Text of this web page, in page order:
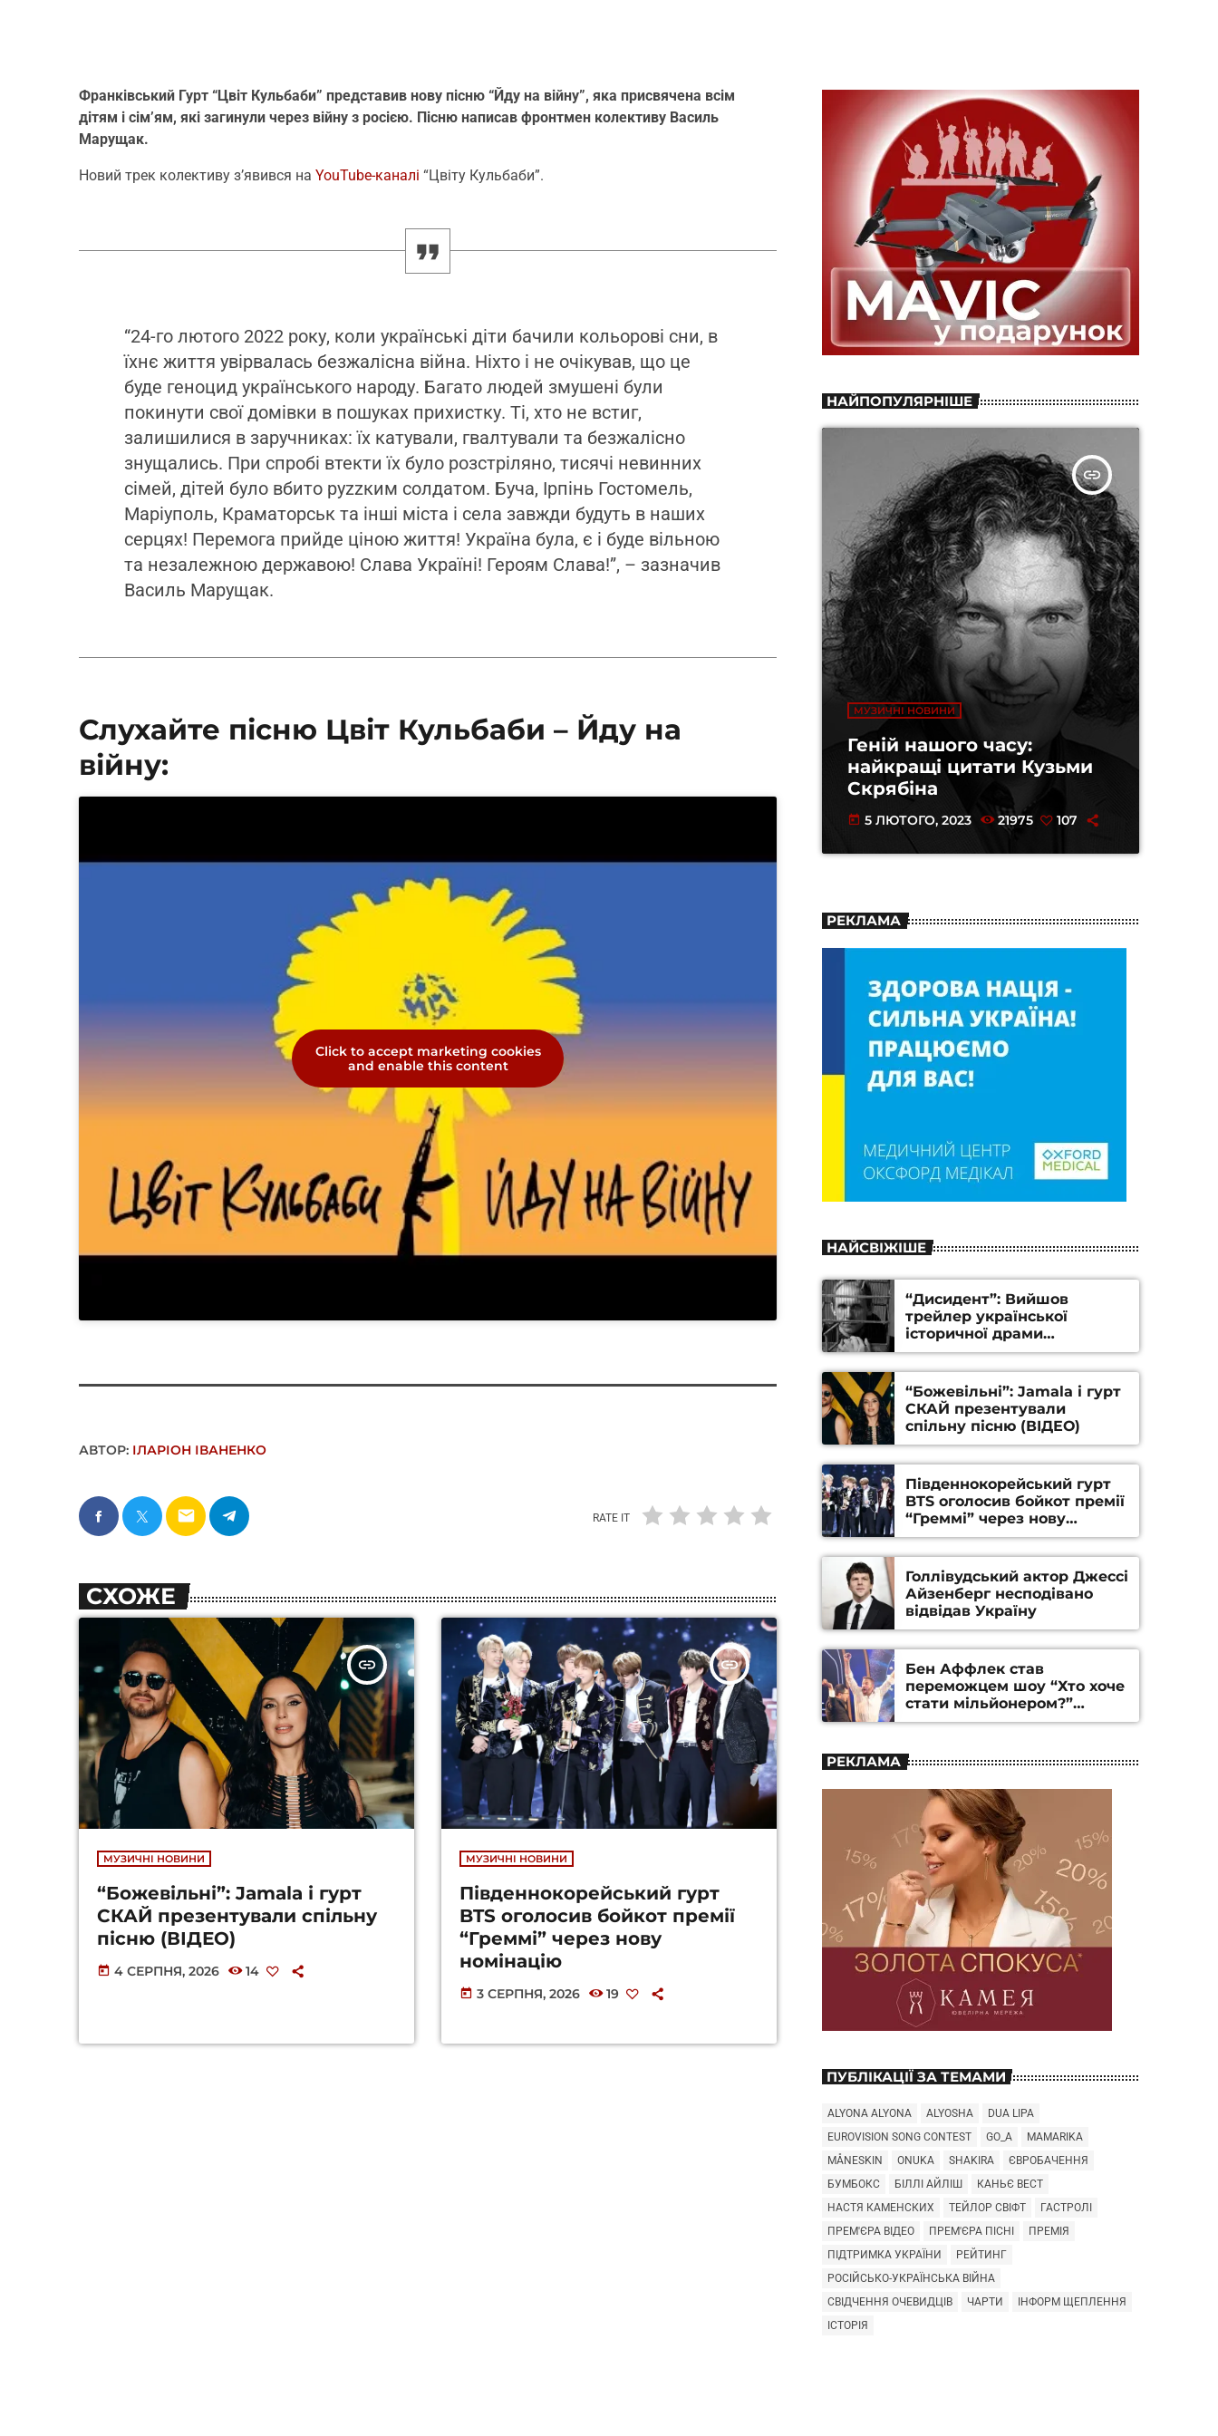
Франківський Гурт “Цвіт Кульбаби” представив нову пісню “Йду на війну”, яка присвячена всім
дітям і сім’ям, які загинули через війну з росією. Пісню написав фронтмен колективу Василь
Марущак.
Новий трек колективу з’явився на YouTube-каналі “Цвіту Кульбаби”.
“24-го лютого 2022 року, коли українські діти бачили кольорові сни, в
їхнє життя увірвалась безжалісна війна. Ніхто і не очікував, що це
буде геноцид українського народу. Багато людей змушені були
покинути свої домівки в пошуках прихистку. Ті, хто не встиг,
залишилися в заручниках: їх катували, гвалтували та безжалісно
знущались. При спробі втекти їх було розстріляно, тисячі невинних
сімей, дітей було вбито руzzким солдатом. Буча, Ірпінь Гостомель,
Маріуполь, Краматорськ та інші міста і села завжди будуть в наших
серцях! Перемога прийде ціною життя! Україна була, є і буде вільною
та незалежною державою! Слава Україні! Героям Слава!”, – зазначив
Василь Марущак.
Слухайте пісню Цвіт Кульбаби – Йду на
війну:
Click to accept marketing cookies
and enable this content
АВТОР: ІЛАРІОН ІВАНЕНКО
email RATE IT
СХОЖЕ
insert_link
МУЗИЧНІ НОВИНИ
“Божевільні”: Jamala і гурт
СКАЙ презентували спільну
пісню (ВІДЕО)
today 4 СЕРПНЯ, 2026 14
insert_link
МУЗИЧНІ НОВИНИ
Південнокорейський гурт
BTS оголосив бойкот премії
“Греммі” через нову
номінацію
today 3 СЕРПНЯ, 2026 19
НАЙПОПУЛЯРНІШЕ
insert_link
МУЗИЧНІ НОВИНИ
Геній нашого часу:
найкращі цитати Кузьми
Скрябіна
today 5 ЛЮТОГО, 2023 21975 107
РЕКЛАМА
НАЙСВІЖІШЕ
“Дисидент”: Вийшов
трейлер української
історичної драми
Станіслава Гуренка та
Андрія Алфьорова (ВІДЕО)
“Божевільні”: Jamala і гурт
СКАЙ презентували
спільну пісню (ВІДЕО)
Південнокорейський гурт
BTS оголосив бойкот премії
“Греммі” через нову
номінацію
Голлівудський актор Джессі
Айзенберг несподівано
відвідав Україну
Бен Аффлек став
переможцем шоу “Хто хоче
стати мільйонером?”
(ВІДЕО)
РЕКЛАМА
ПУБЛІКАЦІЇ ЗА ТЕМАМИ
ALYONA ALYONA ALYOSHA
DUA LIPA
EUROVISION SONG CONTEST
GO_A
MAMARIKA
MÅNESKIN
ONUKA SHAKIRA
ЄВРОБАЧЕННЯ
БУМБОКС
БІЛЛІ АЙЛІШ
КАНЬЄ ВЕСТ
НАСТЯ КАМЕНСКИХ
ТЕЙЛОР СВІФТ
ГАСТРОЛІ
ПРЕМ'ЄРА ВІДЕО
ПРЕМ'ЄРА ПІСНІ
ПРЕМІЯ
ПІДТРИМКА УКРАЇНИ
РЕЙТИНГ
РОСІЙСЬКО-УКРАЇНСЬКА ВІЙНА
СВІДЧЕННЯ ОЧЕВИДЦІВ
ЧАРТИ
ІНФОРМ ЩЕПЛЕННЯ
ІСТОРІЯ